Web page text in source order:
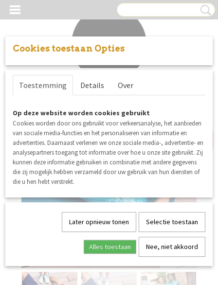
Inloggen Registreren
summer sale
Cookies toestaan Opties
Toestemming Details Over
Op deze website worden cookies gebruikt
Cookies worden door ons gebruikt voor verkeersanalyse, het aanbieden
van sociale media-functies en het personaliseren van informatie en
advertenties. Daarnaast verlenen we onze sociale media-, advertentie- en
analysepartners toegang tot informatie over hoe u onze site gebruikt. Zij
kunnen deze informatie gebruiken in combinatie met andere gegevens
die zij mogelijk hebben verzameld door uw gebruik van hun diensten of
die u hen hebt verstrekt.
Later opnieuw tonen Selectie toestaan
Alles toestaan Nee, niet akkoord